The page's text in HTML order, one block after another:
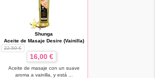
Shunga
Aceite de Masaje Desire (Vainilla)
22,50 €
16,00 €
Aceite de masaje con un suave
aroma a vainilla, y está ...